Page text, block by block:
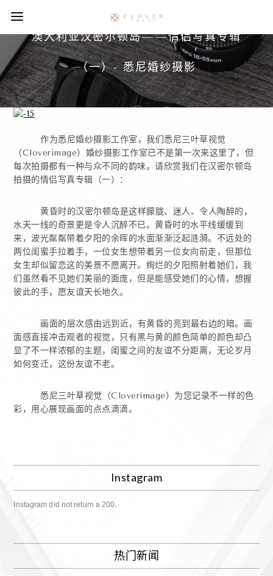
澳大利亚汉密尔顿岛——情侣写真专辑
（一）- 悉尼婚纱摄影
作为悉尼婚纱摄影工作室，我们悉尼三叶草视觉
（Cloverimage）婚纱摄影工作室已不是第一次来这里了，但
每次拍摄都有一种与众不同的韵味。请欣赏我们在汉密尔顿岛
拍摄的情侣写真专辑（一）：
黄昏时的汉密尔顿岛是这样朦胧、迷人、令人陶醉的，
水天一线的奇景更是令人沉醉不已。黄昏时的水平线缓缓到
来，波光粼粼带着夕阳的余晖的水面渐渐泛起涟漪。不远处的
两位闺蜜手拉着手，一位女生想带着另一位女向前走，但那位
女生却似留恋这的美景不愿离开。绚烂的夕阳照射着她们，我
们虽然看不见她们美丽的面庞，但是能感受她们的心情，想握
彼此的手，愿友谊天长地久。
画面的层次感由远到近，有黄昏的亮到最右边的暗。画
面感直接冲击观者的视觉，只有黑与黄的颜色简单的颜色却凸
显了不一样浓郁的主题，闺蜜之间的友谊不分距离，无论岁月
如何变迁，这份友谊不老。
悉尼三叶草视觉（Cloverimage）为您记录不一样的色
彩，用心展现画面的点点滴滴。
Instagram
Instagram did not return a 200.
热门新闻